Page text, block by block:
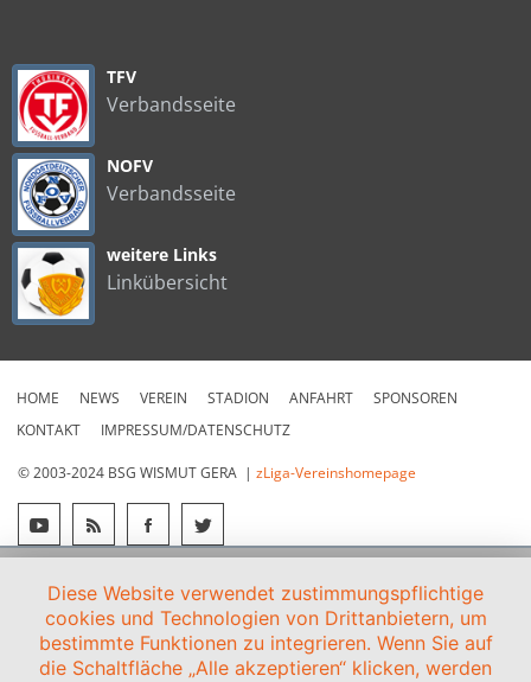
TFV
Verbandsseite
NOFV
Verbandsseite
weitere Links
Linkübersicht
HOME NEWS VEREIN STADION ANFAHRT
SPONSOREN
KONTAKT
IMPRESSUM/DATENSCHUTZ
© 2003-2024 BSG WISMUT GERA | zLiga-Vereinshomepage
Diese Website verwendet zustimmungspflichtige
cookies und Technologien von Drittanbietern, um
bestimmte Funktionen zu integrieren. Wenn Sie auf
die Schaltfläche „Alle akzeptieren“ klicken, werden